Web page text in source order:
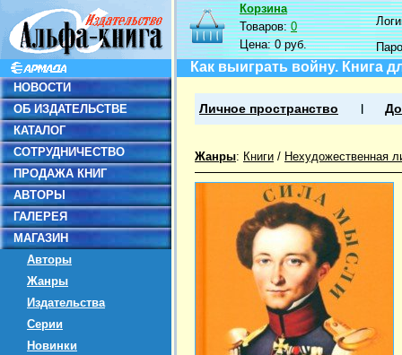
НОВОСТИ
ОБ ИЗДАТЕЛЬСТВЕ
КАТАЛОГ
СОТРУДНИЧЕСТВО
ПРОДАЖА КНИГ
АВТОРЫ
ГАЛЕРЕЯ
МАГАЗИН
Авторы
Жанры
Издательства
Серии
Новинки
Корзина
Товаров:0
Цена:0 руб.
Как выиграть войну. Книга
Личное пространство
Жанры: Книги / Нехудожественная